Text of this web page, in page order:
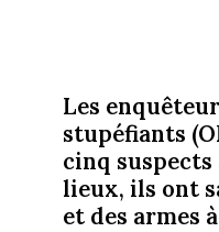
Les
stupéfiants
cinq suspects
lieux, ils ont
et des armes